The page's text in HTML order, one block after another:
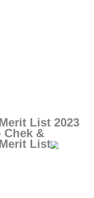
List 2023
Chek &
List